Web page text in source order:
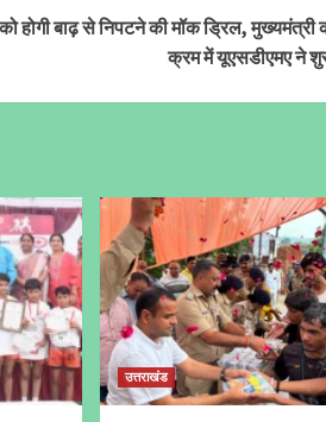
होगी बाढ़ से निपटने की मॉक ड्रिल, मुख्यमंत्री
क्रम में यूएसडीएमए ने
उत्तराखंड